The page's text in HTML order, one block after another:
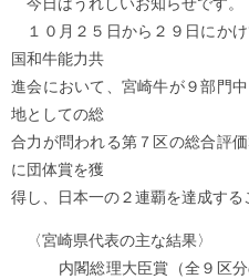
今日はうれしいお知らせです。
１０月２５日から２９日にか
国和牛能力共
進会において、宮崎牛が９部門
地としての総
合力が問われる第７区の総合評
に団体賞を獲
得し、日本一の２連覇を達成する
〈宮崎県代表の主な結果〉
内閣総理大臣賞（全９区分